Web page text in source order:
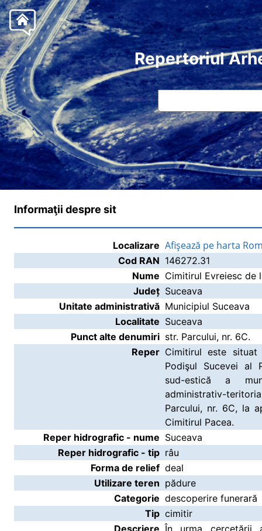
Repertoriul
Informaţii despre sit
Localizare Afişează pe harta
Cod RAN 146272.31
Nume Cimitirul Evreiesc de
Județ Suceava
Unitate administrativă Municipiul Suceava
Localitate Suceava
Punct alte denumiri str. Parcului, nr. 6C.
Reper Cimitirul este situat
Podişul Sucevei al
sud-estică a
administrativ-
Parcului, nr. 6C, la
Cimitirul Pacea.
Reper hidrografic - nume Suceava
Reper hidrografic - tip râu
Forma de relief deal
Utilizare teren pădure
Categorie descoperire funerară
Tip cimitir
Descriere În urma cercetării